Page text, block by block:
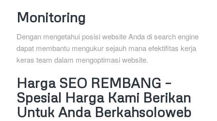
Monitoring
Dengan mengetahui posisi website Anda di search engine
dapat membantu mengukur sejauh mana efektifitas kerja
keras team dalam mengoptimasi website.
Harga SEO REMBANG –
Spesial Harga Kami Berikan
Untuk Anda Berkahsoloweb